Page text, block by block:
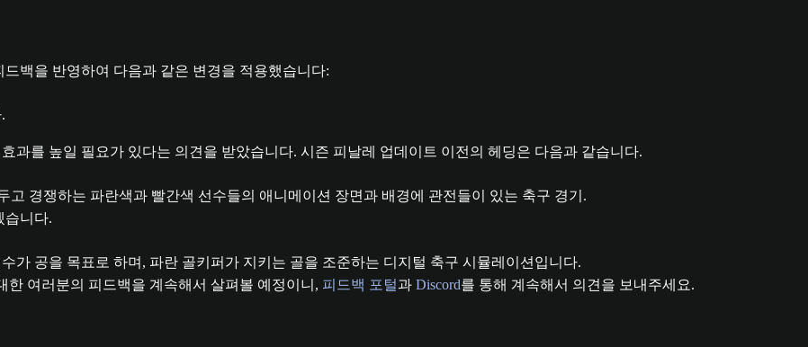
백을 반영하여 다음과 같은 변경을 적용했습니다:
과를 높일 필요가 있다는 의견을 받았습니다. 시즌 피날레 업데이트 이전의 헤딩은 다음과 같습니다.
습니다.
한 여러분의 피드백을 계속해서 살펴볼 예정이니, 피드백 포털과 Discord를 통해 계속해서 의견을 보내주세요.